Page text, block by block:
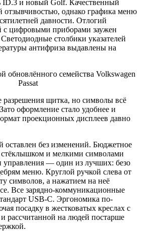
ID.3 и новый Golf. Качественный
отзывчивостью, однако графика меню
давности. Отлогий
с цифровыми приборами заужен
столбики указателей
антифриза выдавлены на
разрешения щитка, но символы всё
оформление стало удобнее и
проекционных дисплеев давно
без изменений. Бюджетное
и мелкими символами
управления ― один из лучших: безо
меню. Круглой ручкой слева от
символов, а нажатием на неё
Все зарядно-коммуникационные
USB-C. Эргономика по-
посадку в жестковатых креслах с
рассчитанной на людей постарше